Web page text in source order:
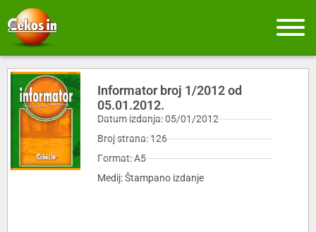
Informator broj 1/2012 od
05.01.2012.
Datum izdanja: 05/01/2012
Broj strana: 126
Format: A5
Medij: Štampano izdanje